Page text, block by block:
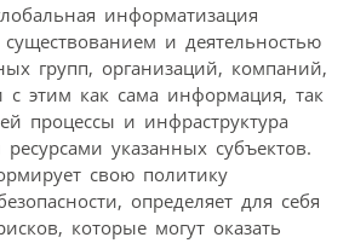
информатизация
и деятельностью
групп, организаций, компаний,
с этим как сама информация, так
процессы и инфраструктура
указанных субъектов.
свою политику
определяет для себя
которые могут оказать